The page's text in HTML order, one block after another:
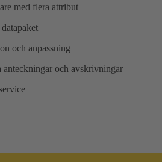
med flera attribut
och anpassning
anteckningar och avskrivningar